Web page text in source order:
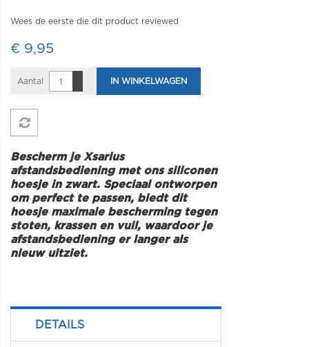
Wees de eerste die dit product reviewed
€ 9,95
Aantal IN WINKELWAGEN
Bescherm je Xsarius
afstandsbediening met ons siliconen
hoesje in zwart. Speciaal ontworpen
om perfect te passen, biedt dit
hoesje maximale bescherming tegen
stoten, krassen en vuil, waardoor je
afstandsbediening er langer als
nieuw uitziet.
DETAILS